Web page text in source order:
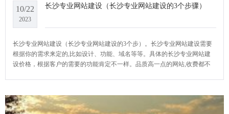
10/22
2023
长沙专业网站建设（长沙专业网站建设的3个步骤）
长沙专业网站建设（长沙专业网站建设的3个步）。长沙专业网站建设需要
根据你的需求来定的,比如设计、功能、域名等等。具体的长沙专业网站建
设价格，根据客户的需要的功能肯定不一样。品质高一点的网站,收费都不